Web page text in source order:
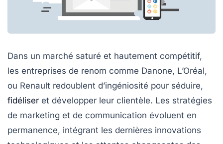
Dans un marché saturé et hautement compétitif,
les entreprises de renom comme Danone, L’Oréal,
ou Renault redoublent d’ingéniosité pour séduire,
fidéliser et développer leur clientèle. Les stratégies
de marketing et de communication évoluent en
permanence, intégrant les dernières innovations